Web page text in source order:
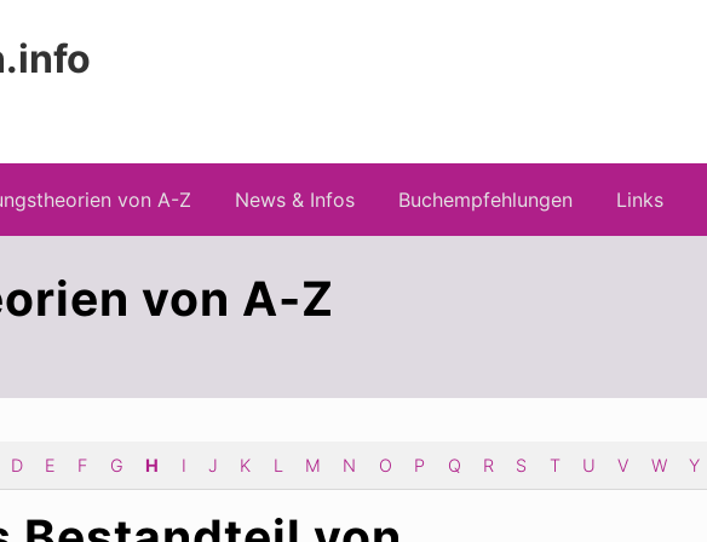
von A-Z News & Infos Buchempfehlungen Links
von A-Z
D E F G H I J K L M N O P Q R S T U V W Y